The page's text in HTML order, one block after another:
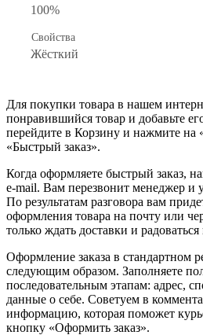
100%
Свойства
Жёсткий
Для покупки товара в нашем
понравившийся товар и добавьте
перейдите в Корзину и нажмите на
«Быстрый заказ».
Когда оформляете быстрый заказ,
e-mail. Вам перезвонит менеджер и
По результатам разговора вам
оформления товара на почту или
только ждать доставки и
Оформление заказа в стандартном
следующим образом. Заполняете
последовательным этапам: адрес,
данные о себе. Советуем в
информацию, которая поможет
кнопку «Оформить заказ».